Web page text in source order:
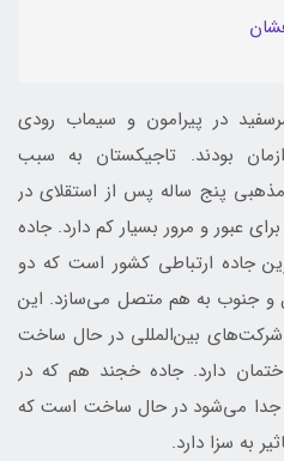
در پیرامون و سیماب رودی
بودند. تاجیکستان به سبب
پنج ساله پس از استقلای در
برای عبور و مرور بسیار کم دارد. جاده
جاده ارتباطی کشور است که دو
و جنوب به هم متصل می‌سازد. این
بین‌المللی در حال ساخت
دارد. جاده خجند هم که در
جدا می‌شود در حال ساخت است که
به سزا دارد.